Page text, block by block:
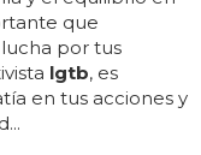
que
por tus
lgtb, es
en tus acciones y